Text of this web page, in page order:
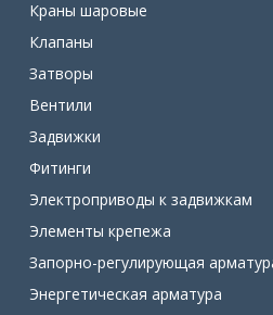
Краны шаровые
Клапаны
Затворы
Вентили
Задвижки
Фитинги
Электроприводы к задвижкам
Элементы крепежа
Запорно-регулирующая
Энергетическая арматура